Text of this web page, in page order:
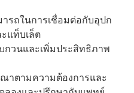
รถในการเชื่อมต่อกับอุปก
แท็บเล็ต
กวนและเพิ่มประสิทธิภาพ
ตามความต้องการและ